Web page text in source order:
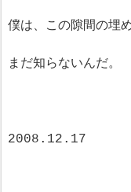
僕は、この隙間の埋め
まだ知らないんだ。
2008.12.17